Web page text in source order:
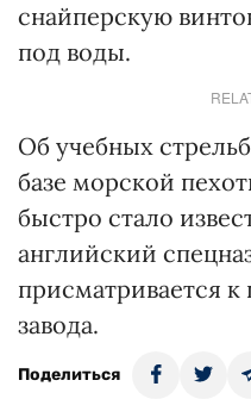
снайперскую
под воды.
Об учебных
базе морской
быстро стало
английский
присматривается
завода.
Поделиться